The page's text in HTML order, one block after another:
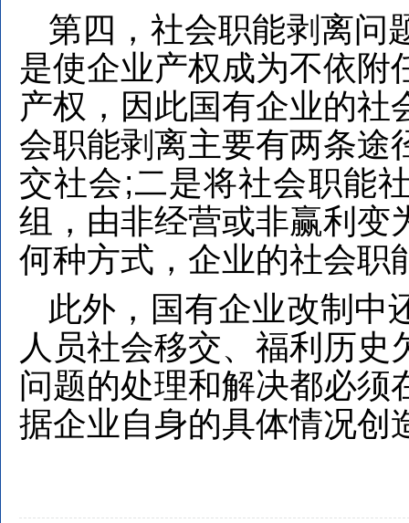
第四，社会职能剥离问
是使企业产权成为不依附
产权，因此国有企业的社
会职能剥离主要有两条途
交社会;二是将社会职能
组，由非经营或非赢利变
何种方式，企业的社会职
此外，国有企业改制中
人员社会移交、福利历
问题的处理和解决都必须
据企业自身的具体情况创